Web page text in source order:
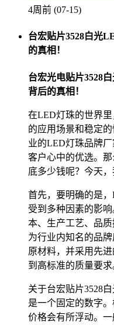
4周前 (07-15)
台宏贴片3528白光
的真相！
台宏光电贴片3528
背后的真相！
在LED灯珠的世界
的应用场景和稳定
业的LED灯珠品牌
客户心中的优选。
底多少钱呢？今天，
首先，要明确的是
受到多种因素的影
本、生产工艺、品
为行业内知名的品
原材料，并采用先
到高标准的质量要求
关于台宏贴片3528
是一个固定的数字
价格会有所浮动。